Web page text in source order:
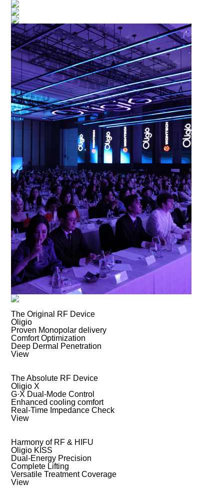
The Original RF Device
Oligio
Proven Monopolar delivery
Comfort Optimization
Deep Dermal Penetration
View
The Absolute RF Device
Oligio X
G·X Dual-Mode Control
Enhanced cooling comfort
Real-Time Impedance Check
View
Harmony of RF & HIFU
Oligio KISS
Dual-Energy Precision
Complete Lifting
Versatile Treatment Coverage
View